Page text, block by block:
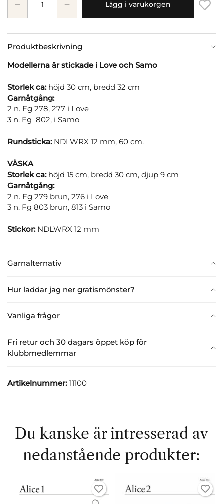
Lägg i varukorgen
Produktbeskrivning
Garnalternativ
Hur laddar jag ner gratismönster?
Vanliga frågor
Fri retur och 30 dagars öppet köp för
klubbmedlemmar
Modellerna är stickade i Love och Samo
Storlek ca:höjd 30 cm, bredd 32 cm
Garnåtgång:
2 n. Fg 278, 277 i Love
3 n. Fg 802, i Samo
Rundsticka:NDLWRX 12 mm, 60 cm.
VÄSKA
Storlek ca:höjd 15 cm, bredd 30 cm, djup 9 cm
Garnåtgång:
2 n. Fg 279 brun, 276 i Love
3 n. Fg 803 brun, 813 i Samo
Stickor:NDLWRX 12 mm
Artikelnummer: 11100
Du kanske är intresserad av
nedanstående produkter: